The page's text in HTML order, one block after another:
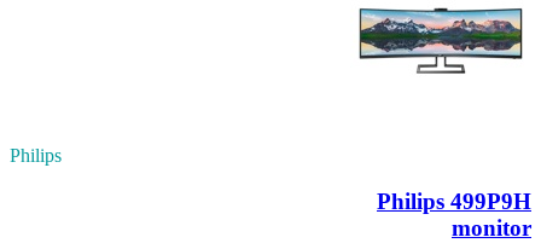
Philips
Philips 499P9H
monitor